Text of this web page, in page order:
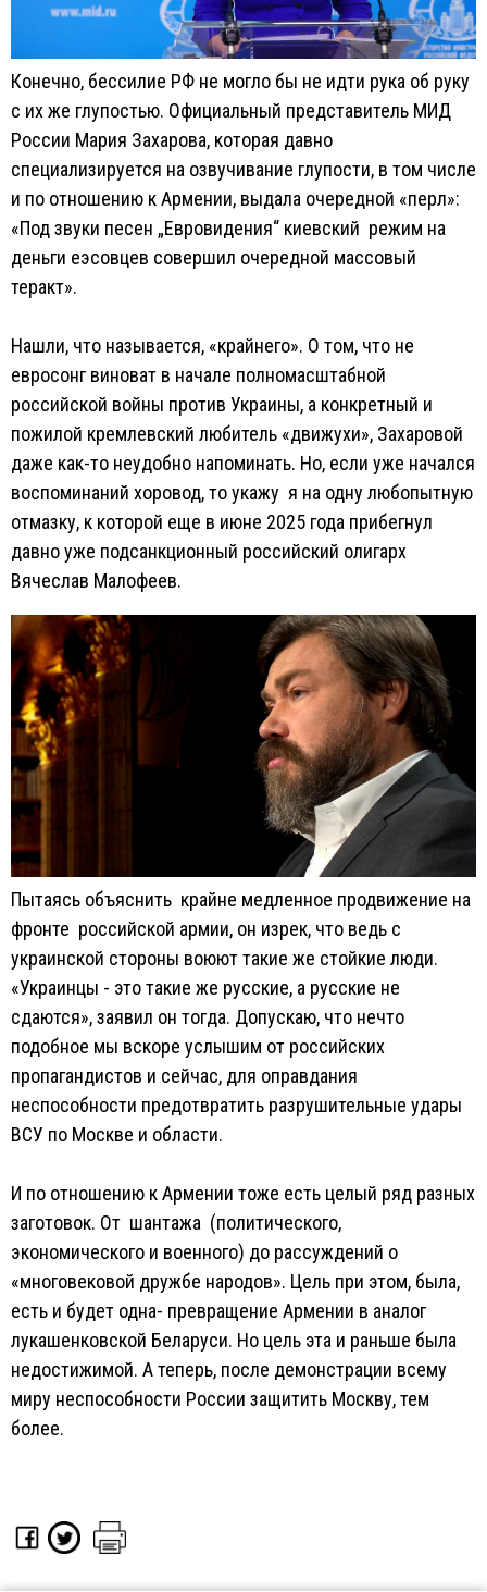
Конечно, бессилие РФ не могло бы не идти рука об руку
с их же глупостью. Официальный представитель МИД
России Мария Захарова, которая давно
специализируется на озвучивание глупости, в том числе
и по отношению к Армении, выдала очередной «перл»:
«Под звуки песен „Евровидения“ киевский режим на
деньги еэсовцев совершил очередной массовый
теракт».
Нашли, что называется, «крайнего». О том, что не
евросонг виноват в начале полномасштабной
российской войны против Украины, а конкретный и
пожилой кремлевский любитель «движухи», Захаровой
даже как-то неудобно напоминать. Но, если уже начался
воспоминаний хоровод, то укажу я на одну любопытную
отмазку, к которой еще в июне 2025 года прибегнул
давно уже подсанкционный российский олигарх
Вячеслав Малофеев.
Пытаясь объяснить крайне медленное продвижение на
фронте российской армии, он изрек, что ведь с
украинской стороны воюют такие же стойкие люди.
«Украинцы - это такие же русские, а русские не
сдаются», заявил он тогда. Допускаю, что нечто
подобное мы вскоре услышим от российских
пропагандистов и сейчас, для оправдания
неспособности предотвратить разрушительные удары
ВСУ по Москве и области.
И по отношению к Армении тоже есть целый ряд разных
заготовок. От шантажа (политического,
экономического и военного) до рассуждений о
«многовековой дружбе народов». Цель при этом, была,
есть и будет одна- превращение Армении в аналог
лукашенковской Беларуси. Но цель эта и раньше была
недостижимой. А теперь, после демонстрации всему
миру неспособности России защитить Москву, тем
более.